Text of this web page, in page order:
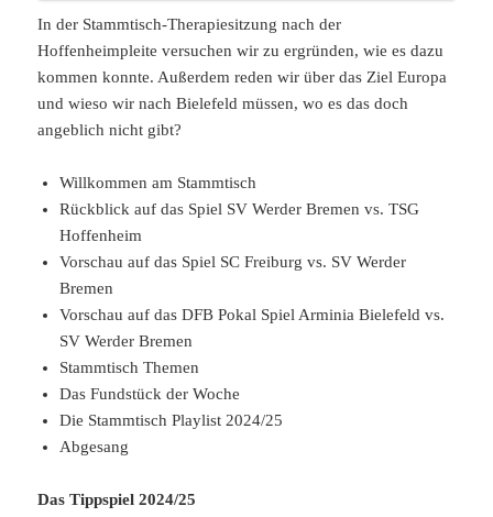
In der Stammtisch-Therapiesitzung nach der
Hoffenheimpleite versuchen wir zu ergründen, wie es dazu
kommen konnte. Außerdem reden wir über das Ziel Europa
und wieso wir nach Bielefeld müssen, wo es das doch
angeblich nicht gibt?
Willkommen am Stammtisch
Rückblick auf das Spiel SV Werder Bremen vs. TSG
Hoffenheim
Vorschau auf das Spiel SC Freiburg vs. SV Werder
Bremen
Vorschau auf das DFB Pokal Spiel Arminia Bielefeld vs.
SV Werder Bremen
Stammtisch Themen
Das Fundstück der Woche
Die Stammtisch Playlist 2024/25
Abgesang
Das Tippspiel 2024/25